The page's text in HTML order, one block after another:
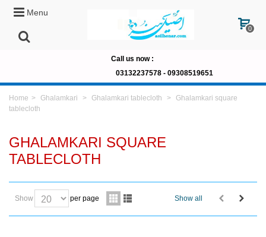
Menu
0
Call us now :
03132237578 - 09308519651
Home > Ghalamkari > Ghalamkari tablecloth > Ghalamkari square
tablecloth
GHALAMKARI SQUARE
TABLECLOTH
Show per page Show all